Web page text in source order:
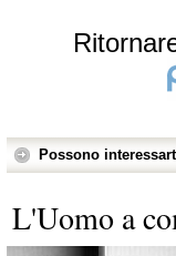
Possono
L'Uomo a